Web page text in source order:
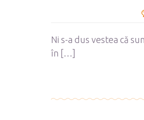
Ni s-a dus vestea că
în […]